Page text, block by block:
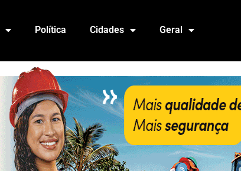
Política Cidades Geral